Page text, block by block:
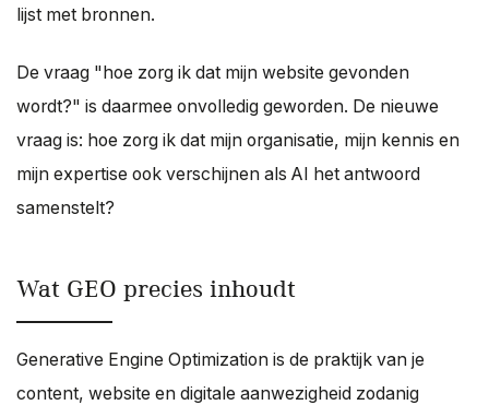
lijst met bronnen.
De vraag "hoe zorg ik dat mijn website gevonden
wordt?" is daarmee onvolledig geworden. De nieuwe
vraag is: hoe zorg ik dat mijn organisatie, mijn kennis en
mijn expertise ook verschijnen als AI het antwoord
samenstelt?
Wat GEO precies inhoudt
Generative Engine Optimization is de praktijk van je
content, website en digitale aanwezigheid zodanig